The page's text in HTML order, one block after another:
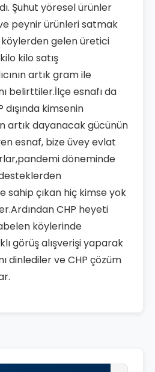
Şuhut yöresel ürünler
peynir ürünleri satmak
gelen üretici
kilo satış
artık gram ile
belirttiler.İlçe esnafı da
dışında kimsenin
artık dayanacak gücünün
esnaf, bize üvey evlat
döneminde
sahip çıkan hiç kimse yok
CHP heyeti
köylerinde
görüş alışverişi yaparak
dinlediler ve CHP çözüm